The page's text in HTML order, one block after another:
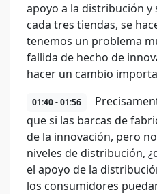
apoyo a la distribución y
cada tres tiendas, se
tenemos un problema
fallida de hecho de
hacer un cambio
01:40 - 01:56
que si las barcas de
de la innovación, pero
niveles de distribución,
el apoyo de la
los consumidores